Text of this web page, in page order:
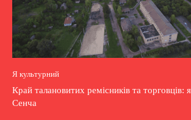
Я культурний
Край талановитих ремісників та торговців:
Сенча